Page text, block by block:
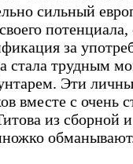
сильный
за
стала трудным
Эти
вместе с очень
из сборной